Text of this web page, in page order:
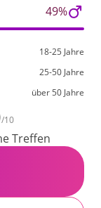
49%
18-25 Jahre
25-50 Jahre
über 50 Jahre
/10
Treffen